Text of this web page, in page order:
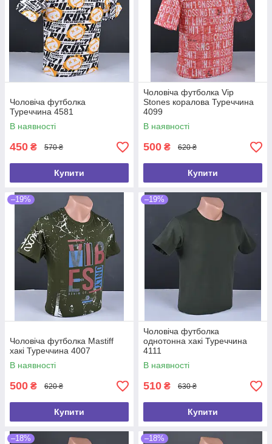
Чоловіча футболка
Туреччина 4581
В наявності
450 ₴ 570 ₴
Купити
Чоловіча футболка Vip
Stones коралова Туреччина
4099
В наявності
500 ₴ 620 ₴
Купити
–19%
Чоловіча футболка Mastiff
хакі Туреччина 4007
В наявності
500 ₴ 620 ₴
Купити
–19%
Чоловіча футболка
однотонна хакі Туреччина
4111
В наявності
510 ₴ 630 ₴
Купити
–18% –18%